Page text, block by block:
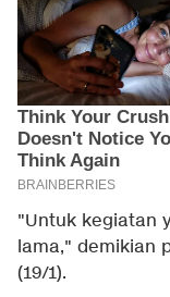
"Untuk kegiatan
lama," demikian
(19/1).